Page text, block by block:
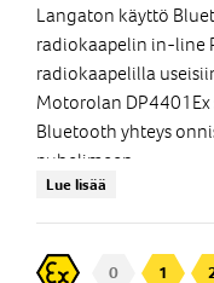
Langaton käyttö
radiokaapelin in-line
radiokaapelilla
Motorolan
Bluetooth yhteys
puhelimeen.
Lue lisää
0 1